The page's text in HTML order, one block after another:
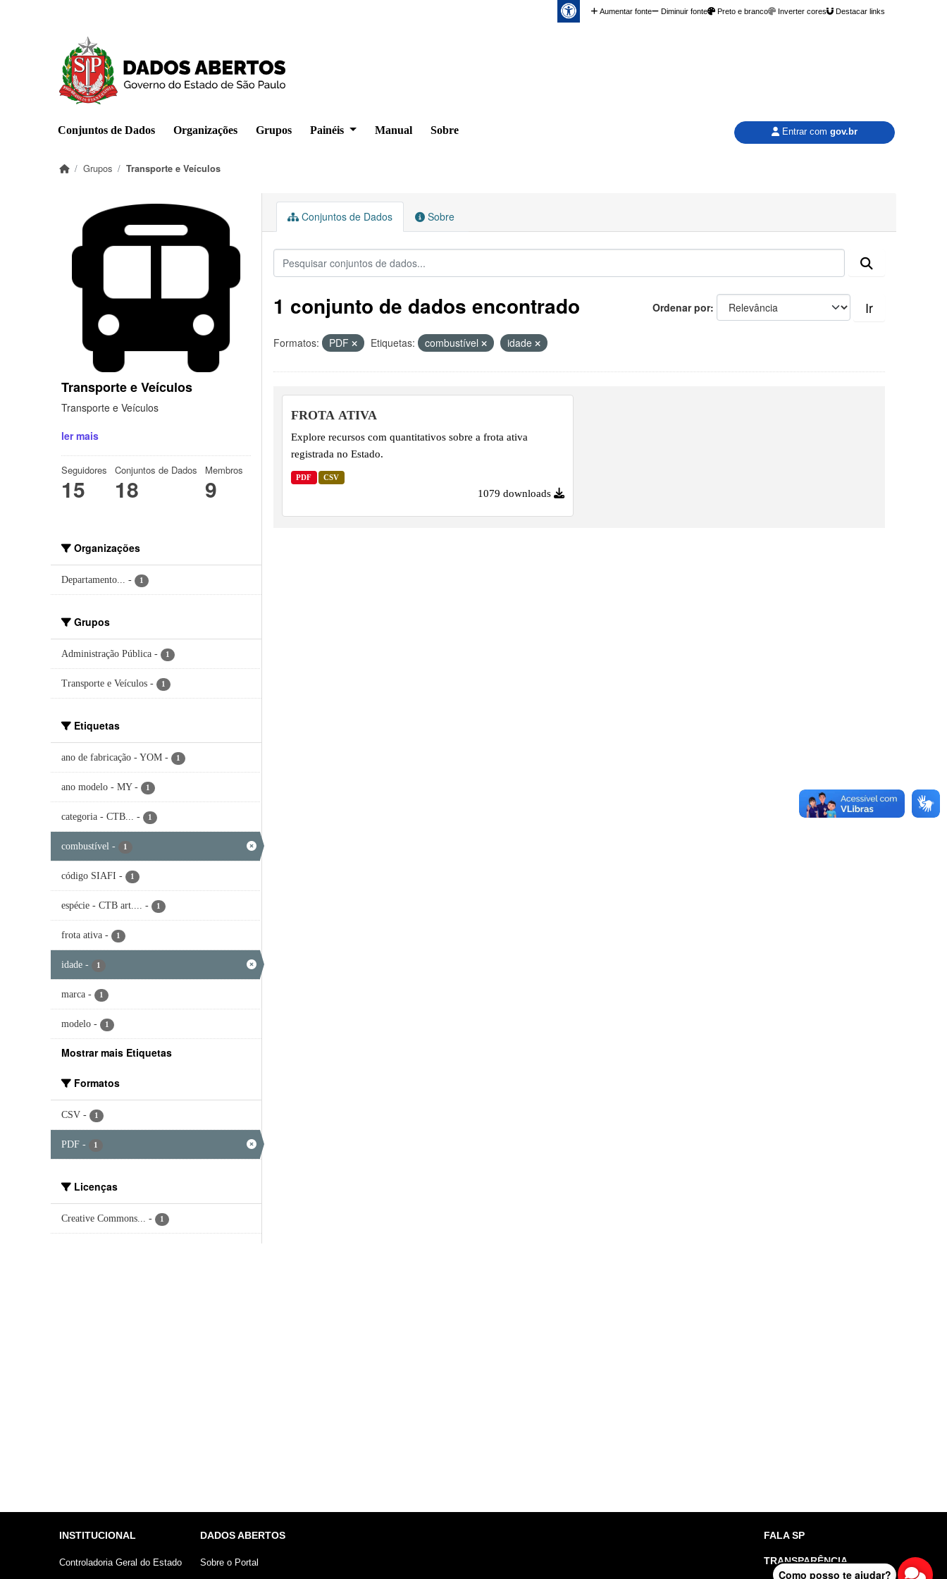
Aumentar fonte Diminuir fonte Preto e branco Inverter cores Destacar links
Conjuntos de Dados Organizações Grupos Painéis Manual Sobre Entrar com gov.br
Grupos Transporte e Veículos
Transporte e Veículos
Transporte e Veículos
ler mais
Seguidores
15
Conjuntos de Dados
18
Membros
9
Organizações
Departamento... - 1
Grupos
Administração Pública - 1
Transporte e Veículos - 1
Etiquetas
ano de fabricação - YOM - 1
ano modelo - MY - 1
categoria - CTB... - 1
combustível - 1
código SIAFI - 1
espécie - CTB art.... - 1
frota ativa - 1
idade - 1
marca - 1
modelo - 1
Mostrar mais Etiquetas
Formatos
CSV - 1
PDF - 1
Licenças
Creative Commons... - 1
Conjuntos de Dados Sobre
Ordenar por Ir
1 conjunto de dados encontrado
Formatos: PDF Etiquetas: combustível idade
FROTA ATIVA
Explore recursos com quantitativos sobre a frota ativa
registrada no Estado.
PDF CSV
1079 downloads
INSTITUCIONAL
Controladoria Geral do Estado
DADOS ABERTOS
Sobre o Portal
FALA SP
TRANSPARÊNCIA
Como posso te ajudar?